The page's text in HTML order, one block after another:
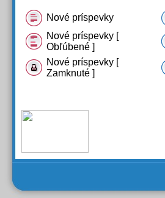
Nové príspevky
Nové príspevky [
Obľúbené ]
Nové príspevky [
Zamknuté ]